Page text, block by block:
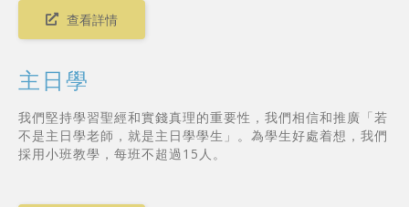
查看詳情
主日學
我們堅持學習聖經和實錢真理的重要性，我們相信和推廣「若
不是主日學老師，就是主日學學生」。為學生好處着想，我們
採用小班教學，每班不超過15人。